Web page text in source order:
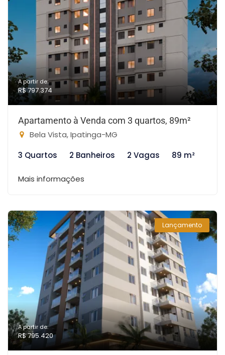
A partir de:
R$ 797.374
Apartamento à Venda com 3 quartos, 89m²
Bela Vista, Ipatinga-MG
3 Quartos
2 Banheiros 2 Vagas 89 m²
Mais informações
Lançamento
A partir de:
R$ 795.420